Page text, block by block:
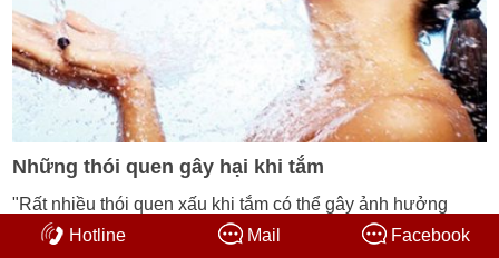
Hotline Mail Facebook
Những thói quen gây hại khi tắm
"Rất nhiều thói quen xấu khi tắm có thể gây ảnh hưởng
nghiêm trọng tới sức khỏe của chúng ta."